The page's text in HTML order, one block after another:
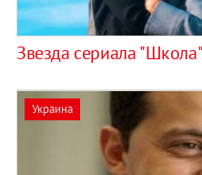
Звезда сериала
Украина